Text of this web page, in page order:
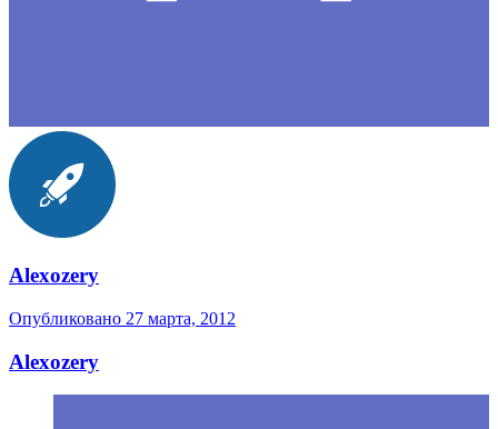
Alexozery
Опубликовано 27 марта, 2012
Alexozery